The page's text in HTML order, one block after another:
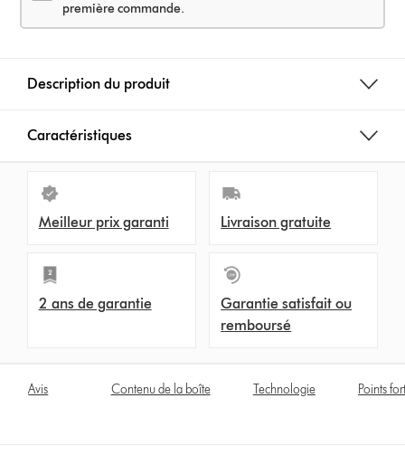
première commande.
Description du produit
Caractéristiques
Meilleur prix garanti Livraison gratuite
2 ans de garantie
Garantie satisfait ou
remboursé
Avis Contenu de la boîte Technologie Points